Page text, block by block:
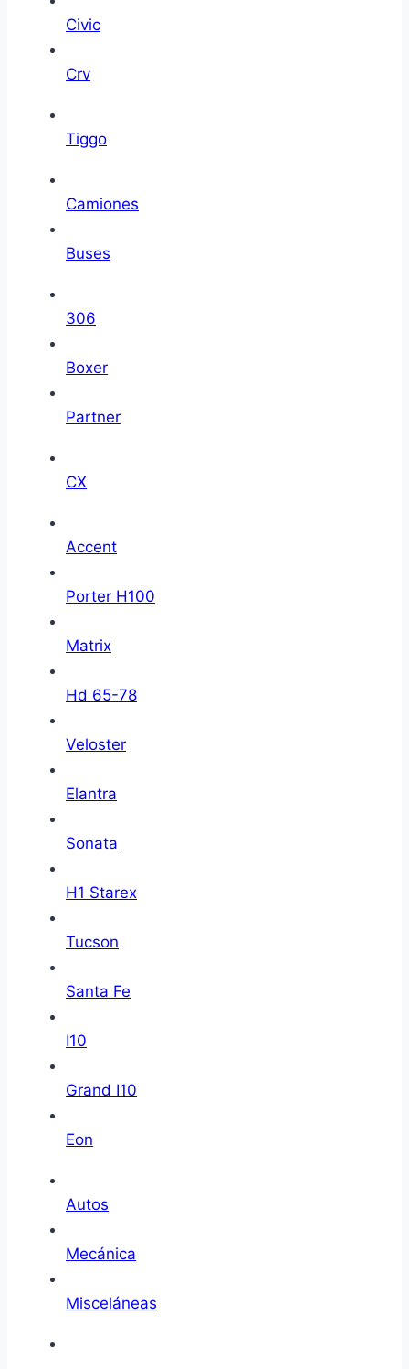
Civic
Crv
Tiggo
Camiones
Buses
306
Boxer
Partner
CX
Accent
Porter H100
Matrix
Hd 65-78
Veloster
Elantra
Sonata
H1 Starex
Tucson
Santa Fe
I10
Grand I10
Eon
Autos
Mecánica
Misceláneas